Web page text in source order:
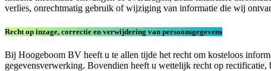
verlies, onrechtmatig gebruik of wijziging van informatie die wij
Recht op inzage, correctie en verwijdering van persoonsgegevens
Bij Hoogeboom BV heeft u te allen tijde het recht om kosteloos
gegevensverwerking. Bovendien heeft u wettelijk recht op